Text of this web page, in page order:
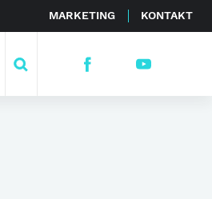
MARKETING KONTAKT